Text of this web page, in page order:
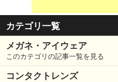
カテゴリ一覧
メガネ・アイウェア
このカテゴリの記事一覧を見る
コンタクトレンズ